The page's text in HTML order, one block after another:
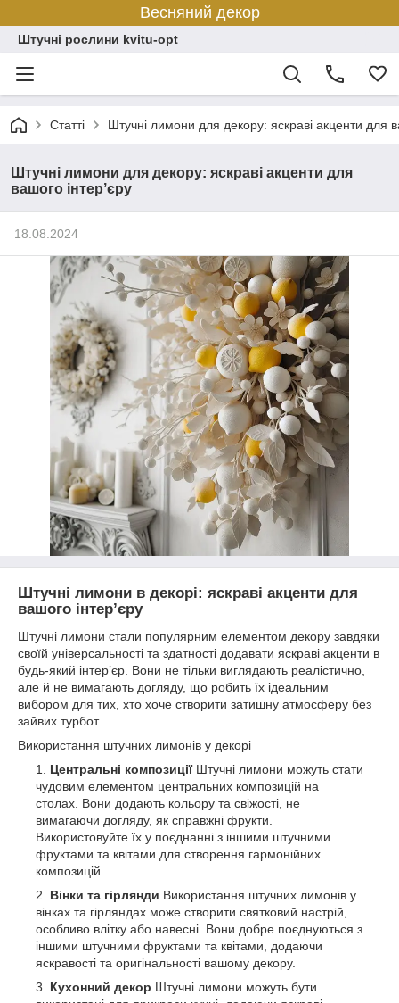
Весняний декор
Штучні рослини kvitu-opt
Статті Штучні лимони для декору: яскраві акценти для
Штучні лимони для декору: яскраві акценти для
вашого інтер’єру
18.08.2024
Штучні лимони в декорі: яскраві акценти для
вашого інтер’єру
Штучні лимони стали популярним елементом декору завдяки
своїй універсальності та здатності додавати яскраві акценти в
будь-який інтер’єр. Вони не тільки виглядають реалістично,
але й не вимагають догляду, що робить їх ідеальним
вибором для тих, хто хоче створити затишну атмосферу без
зайвих турбот.
Використання штучних лимонів у декорі
Центральні композиціїШтучні лимони можуть стати
чудовим елементом центральних композицій на
столах. Вони додають кольору та свіжості, не
вимагаючи догляду, як справжні фрукти.
Використовуйте їх у поєднанні з іншими штучними
фруктами та квітами для створення гармонійних
композицій.
Вінки та гірлянди Використання штучних лимонів у
вінках та гірляндах може створити святковий настрій,
особливо влітку або навесні. Вони добре поєднуються з
іншими штучними фруктами та квітами, додаючи
яскравості та оригінальності вашому декору.
Кухонний декор Штучні лимони можуть бути